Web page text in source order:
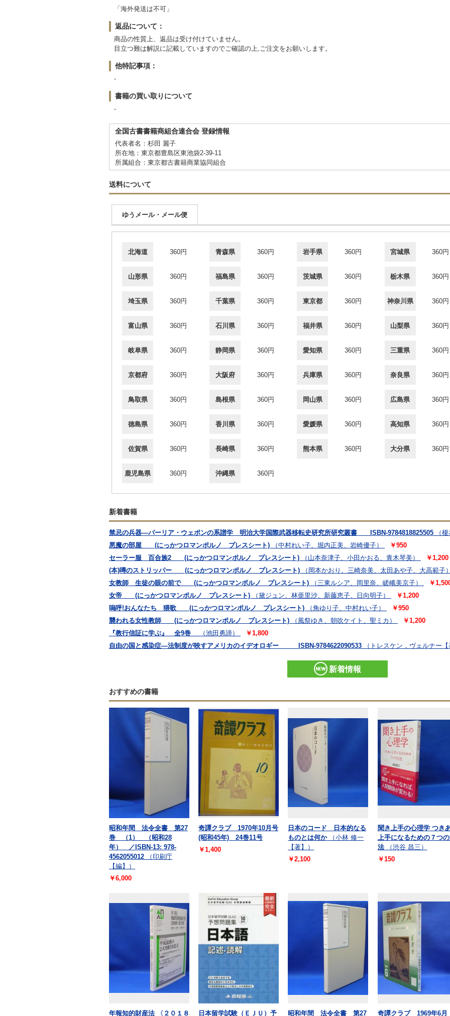
「海外発送は不可」
返品について：
商品の性質上、返品は受け付けていません。
目立つ難は解説に記載していますのでご確認の上,ご注文をお願いします。
他特記事項：
-
書籍の買い取りについて
-
全国古書書籍商組合連合会 登録情報
代表者名：杉田 麗子
所在地：東京都豊島区東池袋2-39-11
所属組合：東京都古書籍商業協同組合
送料について
ゆうメール・メール便
北海道 360円 青森県 360円 岩手県 360円 宮城県 360円
山形県 360円 福島県 360円 茨城県 360円 栃木県 360円
埼玉県 360円 千葉県 360円 東京都 360円 神奈川県 360円
富山県 360円 石川県 360円 福井県 360円 山梨県 360円
岐阜県 360円 静岡県 360円 愛知県 360円 三重県 360円
京都府 360円 大阪府 360円 兵庫県 360円 奈良県 360円
鳥取県 360円 島根県 360円 岡山県 360円 広島県 360円
徳島県 360円 香川県 360円 愛媛県 360円 高知県 360円
佐賀県 360円 長崎県 360円 熊本県 360円 大分県 360円
鹿児島県 360円 沖縄県 360円
新着書籍
禁忌の兵器―パーリア・ウェポンの系譜学 明治大学国際武器移転史研究所研究叢書 ISBN-9784818825505 （
悪魔の部屋 (にっかつロマンポルノ プレスシート)
（中村れい子、堀内正美、岩崎優子）
￥950
セーラー服 百合族2 (にっかつロマンポルノ プレスシート)
（山本奈津子、小田かおる、青木琴美）
￥1,200
(本)噂のストリッパー (にっかつロマンポルノ プレスシート)
（岡本かおり、三崎奈美、太田あや子、大高範子）
女教師 生徒の眼の前で (にっかつロマンポルノ プレスシート)
（三東ルシア、岡里奈、嵯峨美京子）
￥
女帝 (にっかつロマンポルノ プレスシート)
（黛ジュン、林亜里沙、新藤恵子、日向明子）
￥1,200
嗚呼!おんなたち 猥歌 (にっかつロマンポルノ プレスシート)
（角ゆり子、中村れい子）
￥950
襲われる女性教師 (にっかつロマンポルノ プレスシート)
（風祭ゆき、朝吹ケイト、聖ミカ）
￥1,200
『教行信証に学ぶ』 全9巻
（池田勇諦）
￥1,800
自由の国と感染症―法制度が映すアメリカのイデオロギー ISBN-9784622090533
（トレスケン，ヴェルナー
新着情報
おすすめの書籍
昭和年間 法令全書 第27
巻 （1） （昭和28
年） ／ISBN-13: 978-
4562055012
（印刷庁
【編】）
￥6,000
奇譚クラブ 1970年10月号
(昭和45年) 24巻11号
￥1,400
日本のコード 日本的なる
ものとは何か
（小林 修一
【著】）
￥2,100
聞き上手の心理学 つき
上手になるための７つ
法
（渋谷 昌三）
￥150
年報知的財産法 〈２０１８ 日本留学試験（ＥＪＵ）予 昭和年間 法令全書 第27 奇譚クラブ 1969年6月